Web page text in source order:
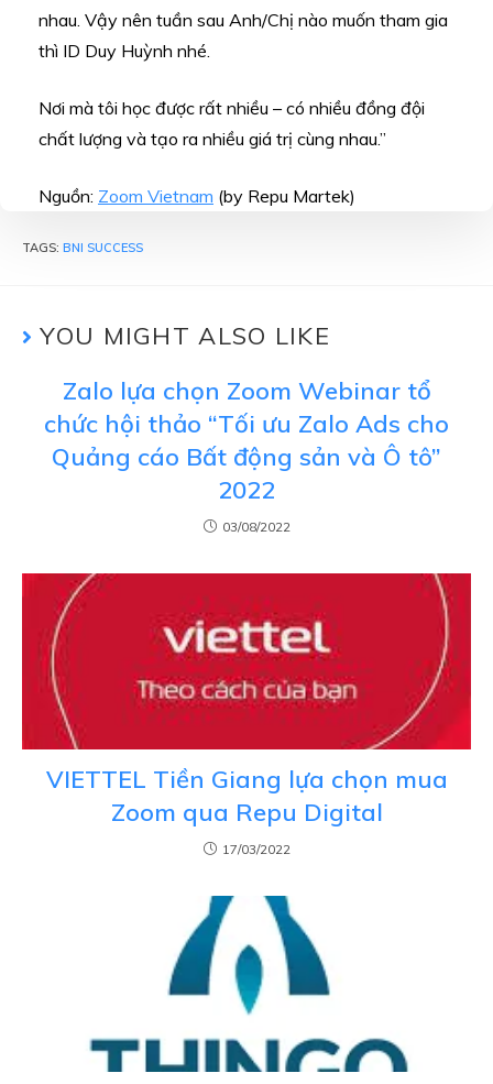
nhau. Vậy nên tuần sau Anh/Chị nào muốn tham gia
thì ID Duy Huỳnh nhé.
Nơi mà tôi học được rất nhiều – có nhiều đồng đội
chất lượng và tạo ra nhiều giá trị cùng nhau.”
Nguồn: Zoom Vietnam (by Repu Martek)
TAGS: BNI SUCCESS
YOU MIGHT ALSO LIKE
Zalo lựa chọn Zoom Webinar tổ
chức hội thảo “Tối ưu Zalo Ads cho
Quảng cáo Bất động sản và Ô tô”
2022
03/08/2022
VIETTEL Tiền Giang lựa chọn mua
Zoom qua Repu Digital
17/03/2022